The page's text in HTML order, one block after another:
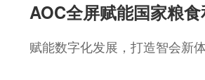
AOC全屏赋能国家粮
局
赋能数字化发展，打造智会新